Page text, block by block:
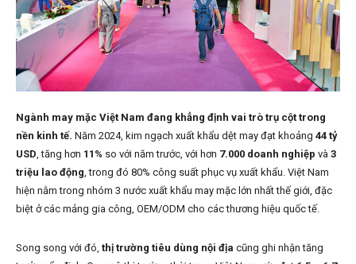
Ngành may mặc Việt Nam đang khẳng định vai trò trụ cột trong
nền kinh tế. Năm 2024, kim ngạch xuất khẩu dệt may đạt khoảng 44 tỷ
USD, tăng hơn 11% so với năm trước, với hơn 7.000 doanh nghiệp và 3
triệu lao động, trong đó 80% công suất phục vụ xuất khẩu. Việt Nam
hiện nằm trong nhóm 3 nước xuất khẩu may mặc lớn nhất thế giới, đặc
biệt ở các mảng gia công, OEM/ODM cho các thương hiệu quốc tế.
Song song với đó, thị trường tiêu dùng nội địa cũng ghi nhận tăng